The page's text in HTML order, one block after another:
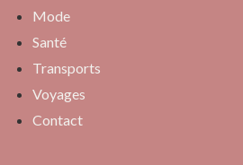
Mode
Santé
Transports
Voyages
Contact